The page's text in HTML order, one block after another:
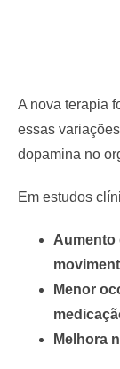
A nova terapia
essas
dopamina no
Em estudos
Aumento
Menor
Melhora